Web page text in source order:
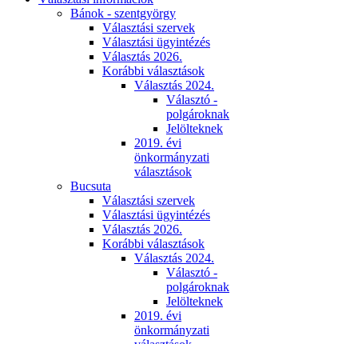
Bánok - szentgyörgy
Választási szervek
Választási ügyintézés
Választás 2026.
Korábbi választások
Választás 2024.
Választó -
polgároknak
Jelölteknek
2019. évi
önkormányzati
választások
Bucsuta
Választási szervek
Választási ügyintézés
Választás 2026.
Korábbi választások
Választás 2024.
Választó -
polgároknak
Jelölteknek
2019. évi
önkormányzati